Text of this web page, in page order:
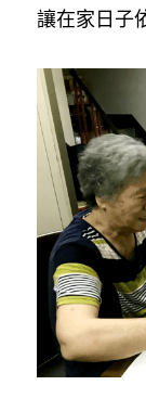
讓在家日子